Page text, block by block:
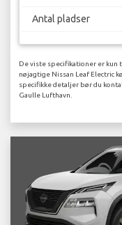
Antal pladser
De viste specifikationer er kun
nøjagtige Nissan Leaf Electric
specifikke detaljer bør du
Gaulle Lufthavn.